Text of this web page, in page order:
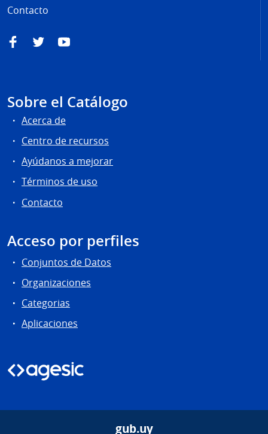
Contacto
FacebookTwitterYouTube
Sobre el Catálogo
Acerca de
Centro de recursos
Ayúdanos a mejorar
Términos de uso
Contacto
Acceso por perfiles
Conjuntos de Datos
Organizaciones
Categorias
Aplicaciones
gub.uy